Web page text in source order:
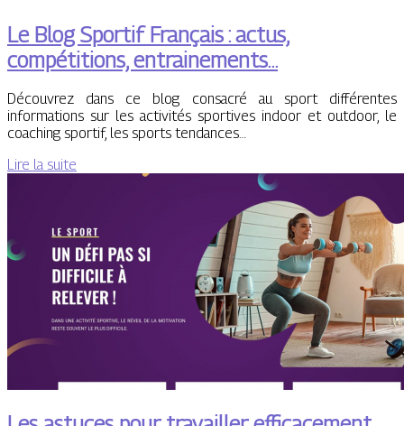
Le Blog Sportif Français : actus,
compétitions, entrainements…
Découvrez dans ce blog consacré au sport différentes
informations sur les activités sportives indoor et outdoor, le
coaching sportif, les sports tendances…
Lire la suite